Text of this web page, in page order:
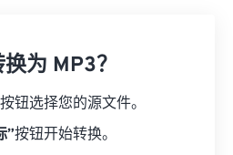
为 MP3？
按钮选择您的源文件。
”按钮开始转换。